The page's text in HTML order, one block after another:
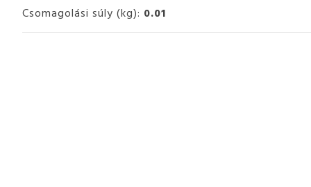
Csomagolási súly (kg): 0.01